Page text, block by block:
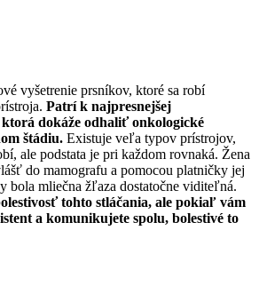
vyšetrenie prsníkov, ktoré sa robí
Patrí k najpresnejšej
dokáže odhaliť onkologické
štádiu. Existuje veľa typov prístrojov,
ale podstata je pri každom rovnaká. Žena
do mamografu a pomocou platničky jej
bola mliečna žľaza dostatočne viditeľná.
tohto stláčania, ale pokiaľ vám
a komunikujete spolu, bolestivé to